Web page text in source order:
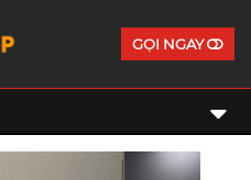
GỌI NGAY